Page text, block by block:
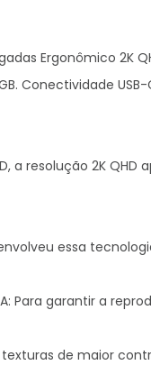
Ergonômico 2K
Conectividade USB-
HD, a resolução 2K
essa
Para garantir
de maior